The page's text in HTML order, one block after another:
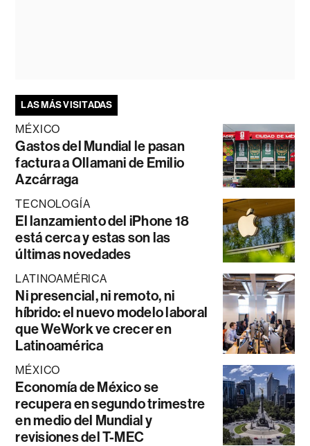
LAS MÁS VISITADAS
MÉXICO
Gastos del Mundial le pasan
factura a Ollamani de Emilio
Azcárraga
TECNOLOGÍA
El lanzamiento del iPhone 18
está cerca y estas son las
últimas novedades
LATINOAMÉRICA
Ni presencial, ni remoto, ni
híbrido: el nuevo modelo laboral
que WeWork ve crecer en
Latinoamérica
MÉXICO
Economía de México se
recupera en segundo trimestre
en medio del Mundial y
revisiones del T-MEC